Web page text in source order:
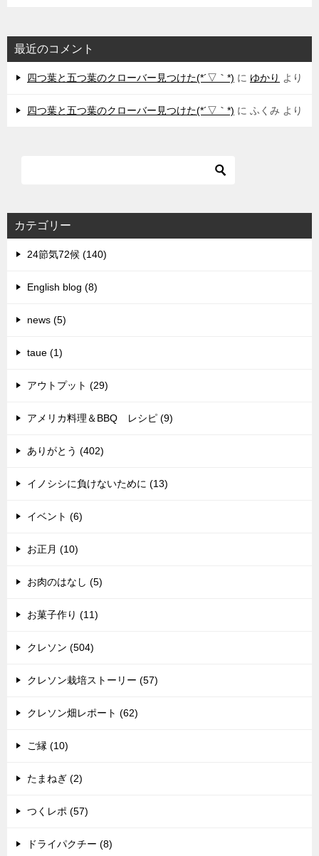
最近のコメント
四つ葉と五つ葉のクローバー見つけた(*´▽｀*) に ゆかり より
四つ葉と五つ葉のクローバー見つけた(*´▽｀*) に ふくみ より
カテゴリー
24節気72候 (140)
English blog (8)
news (5)
taue (1)
アウトプット (29)
アメリカ料理＆BBQ レシピ (9)
ありがとう (402)
イノシシに負けないために (13)
イベント (6)
お正月 (10)
お肉のはなし (5)
お菓子作り (11)
クレソン (504)
クレソン栽培ストーリー (57)
クレソン畑レポート (62)
ご縁 (10)
たまねぎ (2)
つくレポ (57)
ドライパクチー (8)